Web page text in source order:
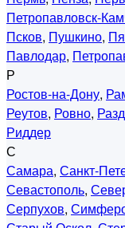
Петропавловск-
Псков, Пушкино,
Павлодар,
Р
Ростов-на-Дону,
Реутов, Ровно,
Риддер
С
Самара, Санкт-
Севастополь,
Серпухов,